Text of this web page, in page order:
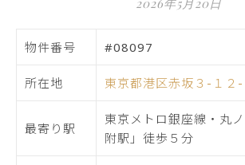
2026年5月20日
物件番号 #08097
所在地 東京都港区赤坂３-１
最寄り駅
東京メトロ銀座線・丸
附駅」徒歩５分